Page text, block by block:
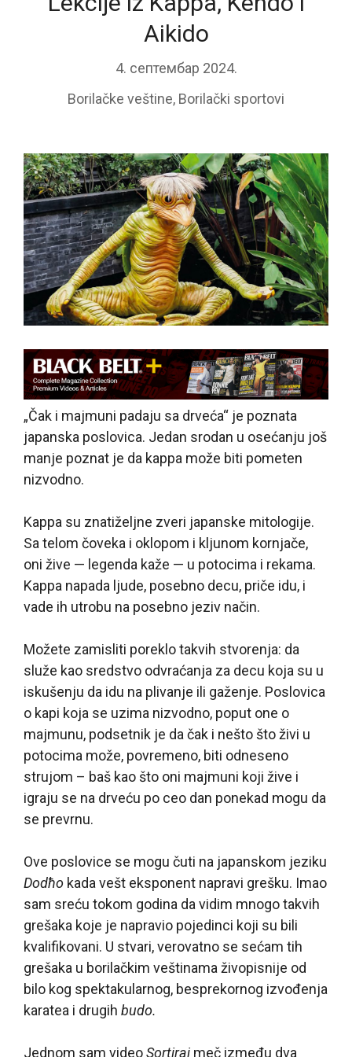
Aikido
4. септембар 2024.
Borilačke veštine, Borilački sportovi
„Čak i majmuni padaju sa drveća“ je poznata
japanska poslovica. Jedan srodan u osećanju još
manje poznat je da kappa može biti pometen
nizvodno.
Kappa su znatiželjne zveri japanske mitologije.
Sa telom čoveka i oklopom i kljunom kornjače,
oni žive — legenda kaže — u potocima i rekama.
Kappa napada ljude, posebno decu, priče idu, i
vade ih utrobu na posebno jeziv način.
Možete zamisliti poreklo takvih stvorenja: da
služe kao sredstvo odvraćanja za decu koja su u
iskušenju da idu na plivanje ili gaženje. Poslovica
o kapi koja se uzima nizvodno, poput one o
majmunu, podsetnik je da čak i nešto što živi u
potocima može, povremeno, biti odneseno
strujom – baš kao što oni majmuni koji žive i
igraju se na drveću po ceo dan ponekad mogu da
se prevrnu.
Ove poslovice se mogu čuti na japanskom jeziku
Dodћo kada vešt eksponent napravi grešku. Imao
sam sreću tokom godina da vidim mnogo takvih
grešaka koje je napravio pojedinci koji su bili
kvalifikovani. U stvari, verovatno se sećam tih
grešaka u borilačkim veštinama živopisnije od
bilo kog spektakularnog, besprekornog izvođenja
karatea i drugih budo.
Jednom sam videoSortiraj meč između dva